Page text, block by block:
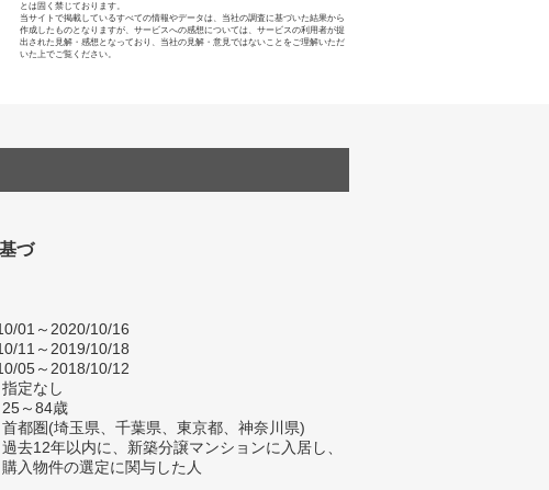
とは固く禁じております。
当サイトで掲載しているすべての情報やデータは、当社の調査に基づいた結果から
作成したものとなりますが、サービスへの感想については、サービスの利用者が提
出された見解・感想となっており、当社の見解・意見ではないことをご理解いただ
いた上でご覧ください。
づ
01～2020/10/16
11～2019/10/18
05～2018/10/12
定なし
～84歳
都圏(埼玉県、千葉県、東京都、神奈川県)
去12年以内に、新築分譲マンションに入居し、
購入物件の選定に関与した人